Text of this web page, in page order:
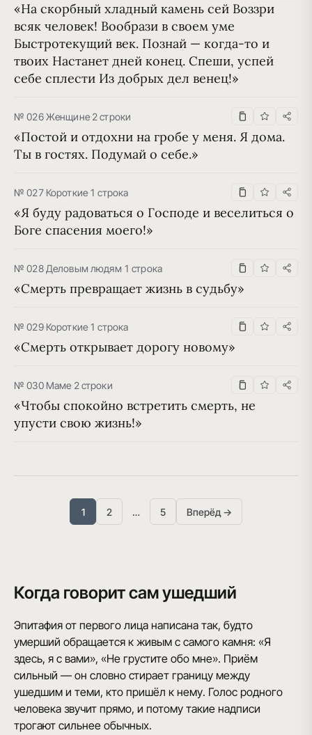
«На скорбный хладный камень сей Воззри
всяк человек! Вообрази в своем уме
Быстротекущий век. Познай — когда-то и
твоих Настанет дней конец. Спеши, успей
себе сплести Из добрых дел венец!»
№ 026·Женщине·2 строки
«Постой и отдохни на гробе у меня. Я дома.
Ты в гостях. Подумай о себе.»
№ 027·Короткие·1 строка
«Я буду радоваться о Господе и веселиться о
Боге спасения моего!»
№ 028·Деловым людям·1 строка
«Смерть превращает жизнь в судьбу»
№ 029·Короткие·1 строка
«Смерть открывает дорогу новому»
№ 030·Маме·2 строки
«Чтобы спокойно встретить смерть, не
упусти свою жизнь!»
1 2 … 5 Вперёд →
Когда говорит сам ушедший
Эпитафия от первого лица написана так, будто
умерший обращается к живым с самого камня: «Я
здесь, я с вами», «Не грустите обо мне». Приём
сильный — он словно стирает границу между
ушедшим и теми, кто пришёл к нему. Голос родного
человека звучит прямо, и потому такие надписи
трогают сильнее обычных.